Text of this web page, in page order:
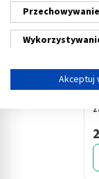
Tworzenie
Akceptuj